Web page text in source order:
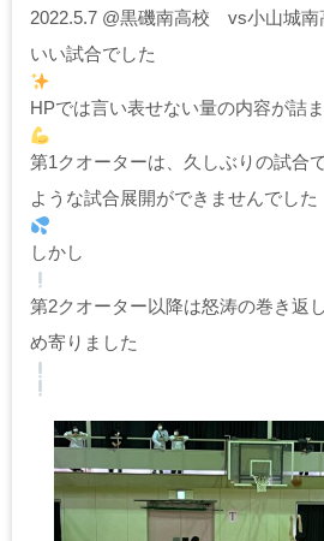
2022.5.7 @黒磯南高校 vs小山城南
いい試合でした
HPでは言い表せない量の内容が詰
第1クオーターは、久しぶりの試合
ような試合展開ができませんでした
しかし
第2クオーター以降は怒涛の巻き返
め寄りました